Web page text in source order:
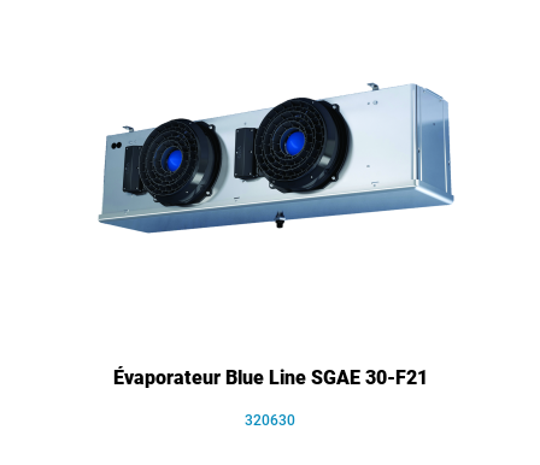
Évaporateur Blue Line SGAE 30-F21
320630